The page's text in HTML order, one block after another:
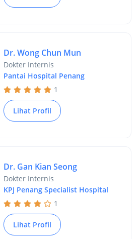
Dr. Wong Chun Mun
Dokter Internis
Pantai Hospital Penang
1
Lihat Profil
Dr. Gan Kian Seong
Dokter Internis
KPJ Penang Specialist Hospital
1
Lihat Profil